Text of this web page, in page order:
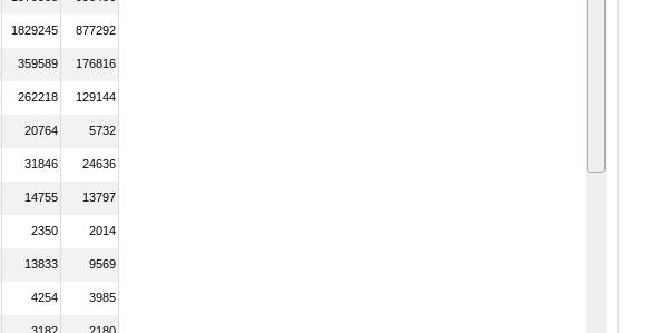
1829245 877292
359589 176816
262218 129144
20764 5732
31846 24636
14755 13797
2350 2014
13833 9569
4254 3985
3182 2180